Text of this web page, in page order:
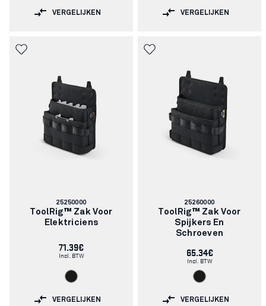
VERGELIJKEN VERGELIJKEN
Artikelnummer:
25250000
ToolRig™ Zak Voor
Elektriciens
71.39€
Incl. BTW
VERGELIJKEN
Artikelnummer:
25260000
ToolRig™ Zak Voor
Spijkers En
Schroeven
65.34€
Incl. BTW
VERGELIJKEN